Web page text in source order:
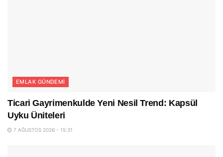
EMLAK GÜNDEMI
Ticari Gayrimenkulde Yeni Nesil Trend: Kapsül
Uyku Üniteleri
7 AĞUSTOS 2026 - 15:31